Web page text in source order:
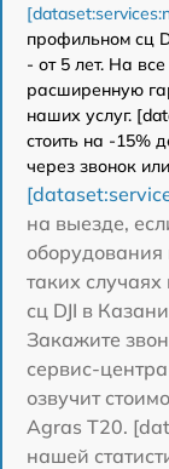
профильном сц
- от 5 лет. На
расширенную
наших услуг.
стоить на -15%
через звонок
на выезде,
оборудования
таких
сц DJI в
Закажите
сервис-
озвучит
Agras T20.
нашей